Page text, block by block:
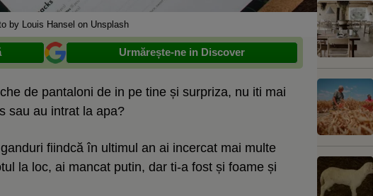
by Louis Hansel on Unsplash
Urmărește-ne in Discover
de pantaloni de in pe tine și surpriza, nu iti mai
sau au intrat la apa?
fiindcă în ultimul an ai incercat mai multe
la loc, ai mancat putin, dar ti-a fost și foame și